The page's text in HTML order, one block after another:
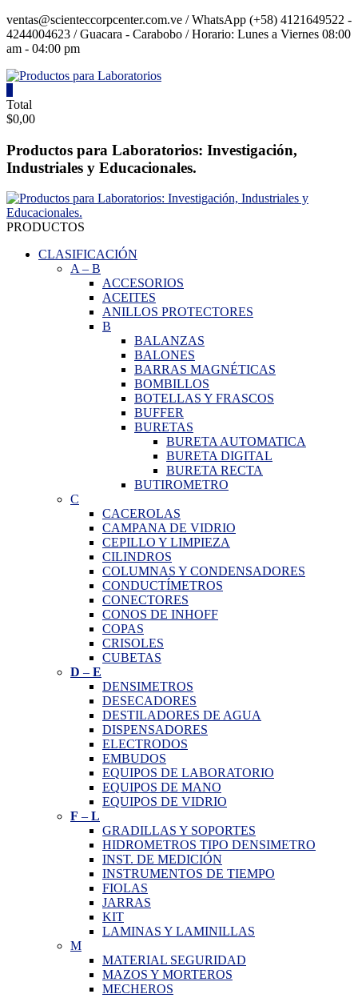
Saltar
contenido
ventas@scienteccorpcenter.com.ve / WhatsApp (+58) 4121649522 -
4244004623 / Guacara - Carabobo / Horario: Lunes a Viernes 08:00
am - 04:00 pm
Productos
para
Laboratorios
Investigación,
y
Educacionales.
Total
$0,00
Productos para Laboratorios: Investigación,
Industriales y Educacionales.
PRODUCTOS
CLASIFICACIÓN
A– B
ACCESORIOS
ACEITES
ANILLOS PROTECTORES
B
BALANZAS
BALONES
BARRAS MAGNÉTICAS
BOMBILLOS
BOTELLAS Y FRASCOS
BUFFER
BURETAS
BURETA AUTOMATICA
BURETA DIGITAL
BURETA RECTA
BUTIROMETRO
C
CACEROLAS
CAMPANA DE VIDRIO
CEPILLO Y LIMPIEZA
CILINDROS
COLUMNAS Y CONDENSADORES
CONDUCTÍMETROS
CONECTORES
CONOS DE INHOFF
COPAS
CRISOLES
CUBETAS
D – E
DENSIMETROS
DESECADORES
DESTILADORES DE AGUA
DISPENSADORES
ELECTRODOS
EMBUDOS
EQUIPOS DE LABORATORIO
EQUIPOS DE MANO
EQUIPOS DE VIDRIO
F – L
GRADILLAS Y SOPORTES
HIDROMETROS TIPO DENSIMETRO
INST. DE MEDICIÓN
INSTRUMENTOS DE TIEMPO
FIOLAS
JARRAS
KIT
LAMINAS Y LAMINILLAS
M
MATERIAL SEGURIDAD
MAZOS Y MORTEROS
MECHEROS